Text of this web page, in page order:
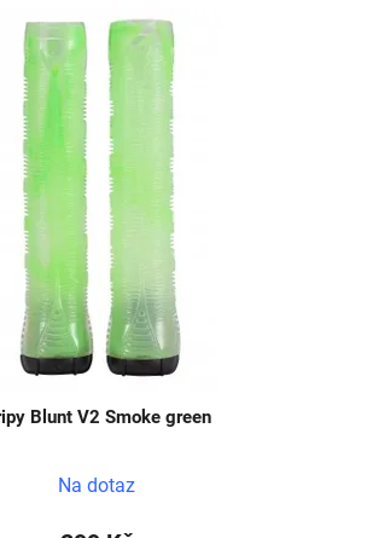
Blunt V2 Smoke green
Na dotaz